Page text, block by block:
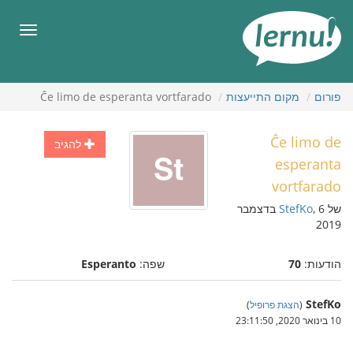
העניינים
פורום מקום התייעצות Ĉe limo de esperanta vortfarado
להגיב
Ĉe limo de
esperanta
vortfarado
של StefKo , 6 בדצמבר
2019
הודעות: 70 שפה: Esperanto
StefKo
(הצגת פרופיל)
10 בינואר 2020, 23:11:50